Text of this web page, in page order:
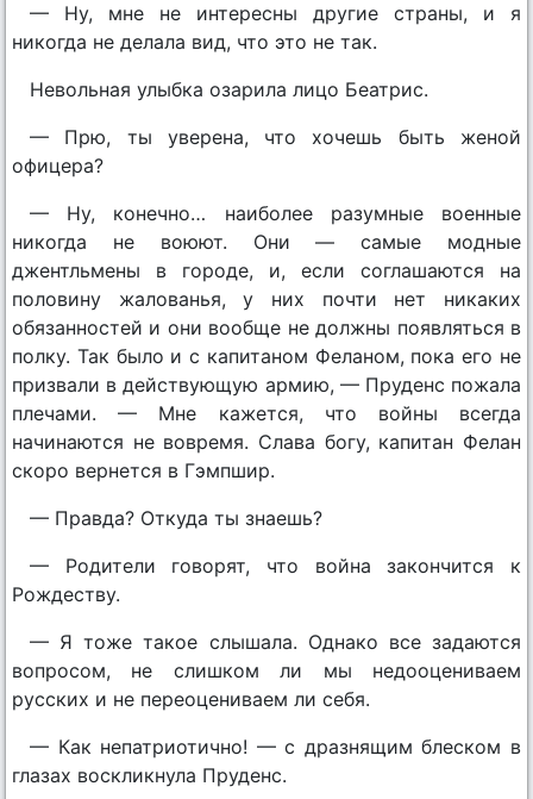
— Ну, мне не интересны другие страны, и я
никогда не делала вид, что это не так.
Невольная улыбка озарила лицо Беатрис.
— Прю, ты уверена, что хочешь быть женой
офицера?
— Ну, конечно… наиболее разумные военные
никогда не воюют. Они — самые модные
джентльмены в городе, и, если соглашаются на
половину жалованья, у них почти нет никаких
обязанностей и они вообще не должны появляться в
полку. Так было и с капитаном Феланом, пока его не
призвали в действующую армию, — Пруденс пожала
плечами. — Мне кажется, что войны всегда
начинаются не вовремя. Слава богу, капитан Фелан
скоро вернется в Гэмпшир.
— Правда? Откуда ты знаешь?
— Родители говорят, что война закончится к
Рождеству.
— Я тоже такое слышала. Однако все задаются
вопросом, не слишком ли мы недооцениваем
русских и не переоцениваем ли себя.
— Как непатриотично! — с дразнящим блеском в
глазах воскликнула Пруденс.